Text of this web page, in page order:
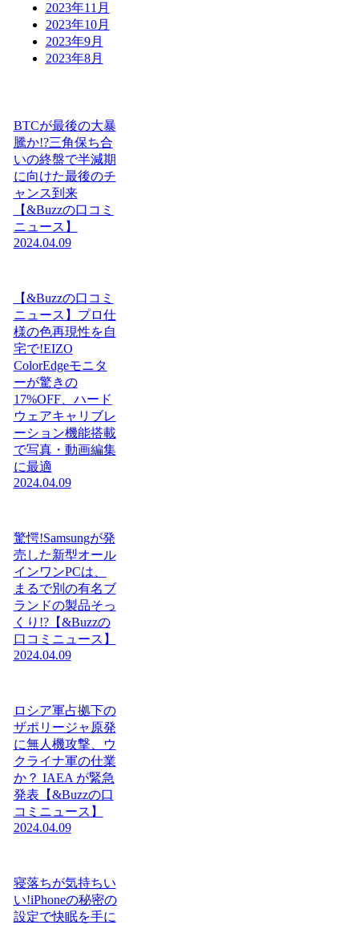
2023年11月
2023年10月
2023年9月
2023年8月
BTCが最後の大暴
騰か!?三角保ち合
いの終盤で半減期
に向けた最後のチ
ャンス到来
【&Buzzの口コミ
ニュース】
2024.04.09
【&Buzzの口コミ
ニュース】プロ仕
様の色再現性を自
宅で!EIZO
ColorEdgeモニタ
ーが驚きの
17%OFF、ハード
ウェアキャリブレ
ーション機能搭載
で写真・動画編集
に最適
2024.04.09
驚愕!Samsungが発
売した新型オール
インワンPCは、
まるで別の有名ブ
ランドの製品そっ
くり!?【&Buzzの
口コミニュース】
2024.04.09
ロシア軍占拠下の
ザポリージャ原発
に無人機攻撃、ウ
クライナ軍の仕業
か？ IAEA が緊急
発表【&Buzzの口
コミニュース】
2024.04.09
寝落ちが気持ちい
い!iPhoneの秘密の
設定で快眠を手に